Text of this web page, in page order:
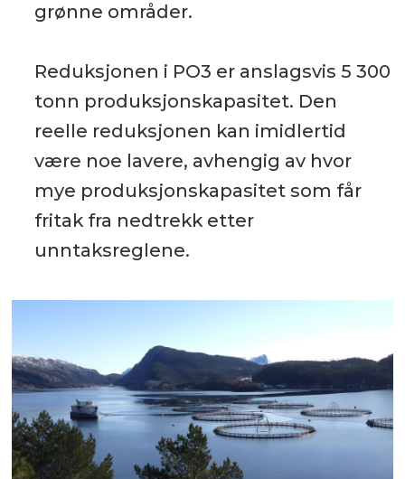
grønne områder.
Reduksjonen i PO3 er anslagsvis 5 300
tonn produksjonskapasitet. Den
reelle reduksjonen kan imidlertid
være noe lavere, avhengig av hvor
mye produksjonskapasitet som får
fritak fra nedtrekk etter
unntaksreglene.